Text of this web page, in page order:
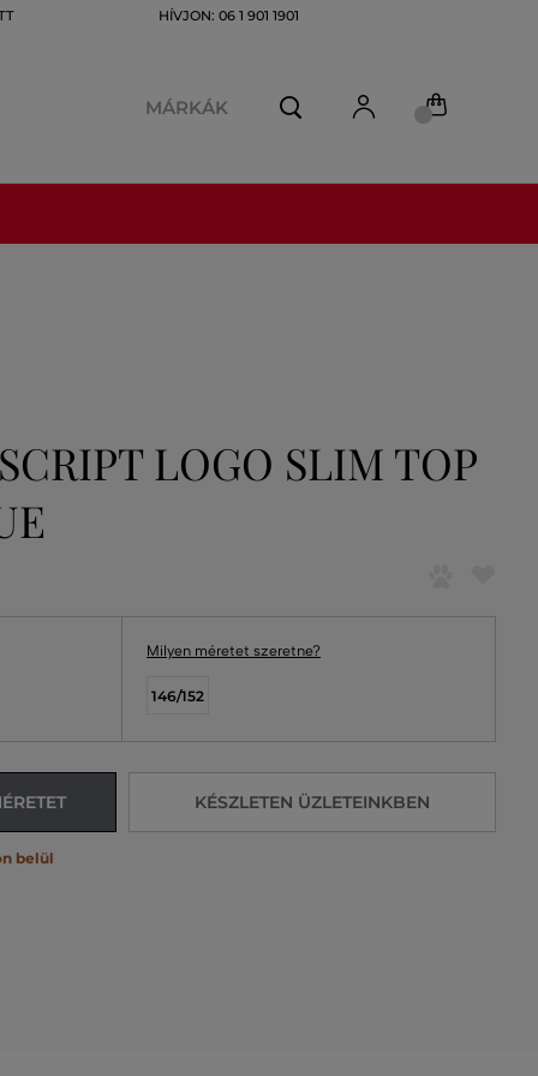
HÍVJON: 06 1 901 1901
MÁRKÁK
LOGO SLIM TOP
Milyen méretet szeretne?
146/152
belül
KÉSZLETEN ÜZLETEINKBEN